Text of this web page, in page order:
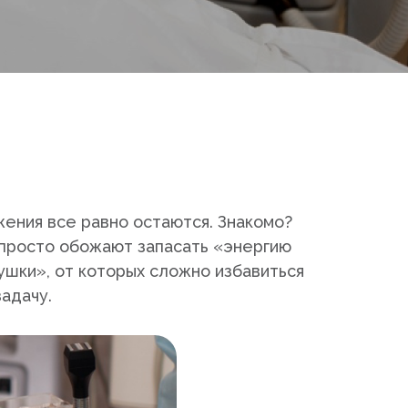
все равно остаются. Знакомо?
обожают запасать «энергию
от которых сложно избавиться